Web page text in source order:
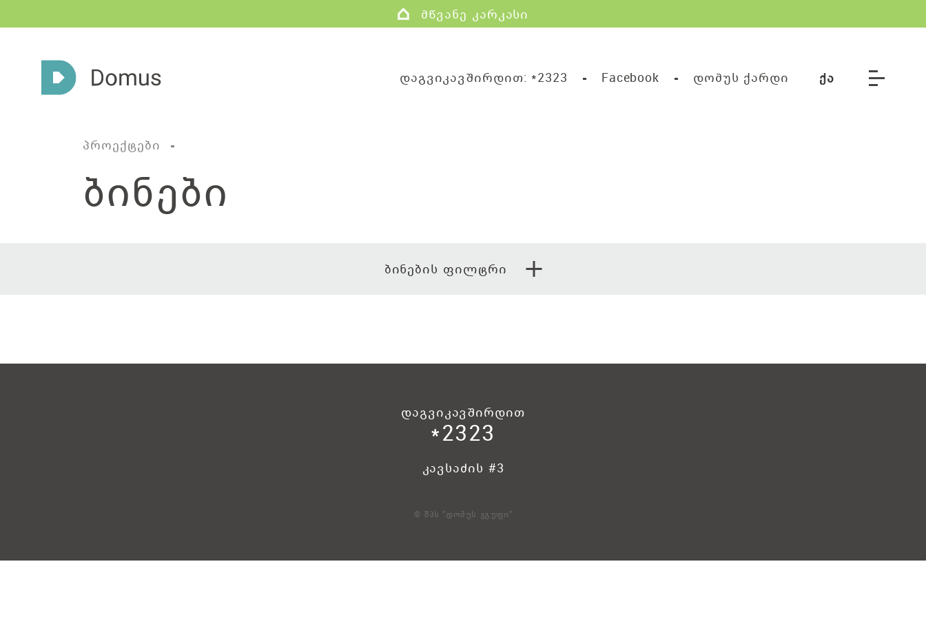
მწვანე კარკასი
დაგვიკავშირდით: *2323 Facebook დომუს ქარდი
პროექტები
ბინები
ბინების ფილტრი
დაგვიკავშირდით
*2323
კავსაძის #3
© შპს "დომუს ჯგუფი"